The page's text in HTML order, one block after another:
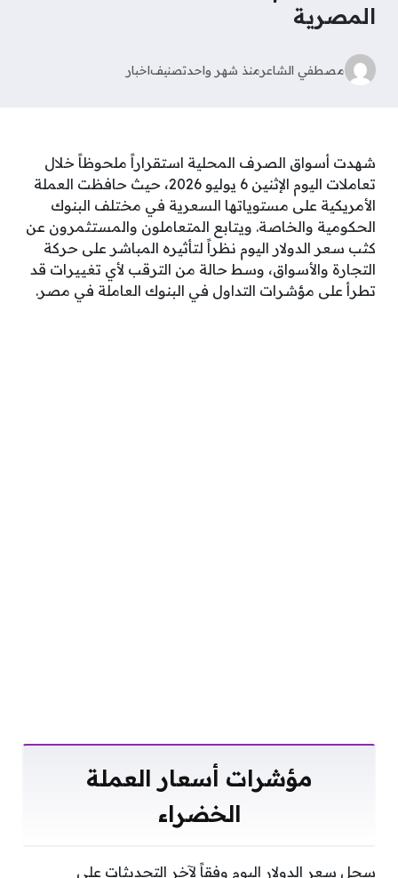
المصرية
مصطفي الشاعرمنذ شهر واحدتصنيفاخبار
شهدت أسواق الصرف المحلية استقراراً ملحوظاً خلال
تعاملات اليوم الإثنين 6 يوليو 2026، حيث حافظت العملة
الأمريكية على مستوياتها السعرية في مختلف البنوك
الحكومية والخاصة. ويتابع المتعاملون والمستثمرون عن
كثب سعر الدولار اليوم نظراً لتأثيره المباشر على حركة
التجارة والأسواق، وسط حالة من الترقب لأي تغييرات قد
تطرأ على مؤشرات التداول في البنوك العاملة في مصر.
مؤشرات أسعار العملة
الخضراء
سجل سعر الدولار اليوم وفقاً لآخر التحديثات على